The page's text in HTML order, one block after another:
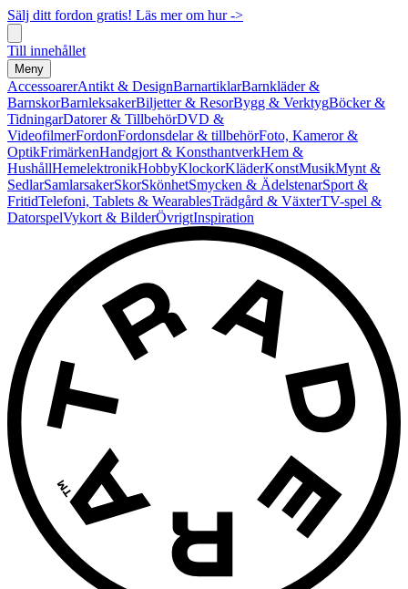
Sälj ditt fordon gratis! Läs mer om hur ->
Till innehållet
Meny
AccessoarerAntikt & DesignBarnartiklarBarnkläder &
BarnskorBarnleksakerBiljetter & ResorBygg & VerktygBöcker &
TidningarDatorer & TillbehörDVD &
VideofilmerFordonFordonsdelar & tillbehörFoto, Kameror &
OptikFrimärkenHandgjort & KonsthantverkHem &
HushållHemelektronikHobbyKlockorKläderKonstMusikMynt &
SedlarSamlarsakerSkorSkönhetSmycken & ÄdelstenarSport &
FritidTelefoni, Tablets & WearablesTrädgård & VäxterTV-spel &
DatorspelVykort & BilderÖvrigtInspiration